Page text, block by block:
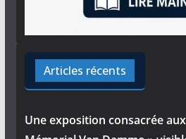
Articles récents
Une exposition consacrée aux